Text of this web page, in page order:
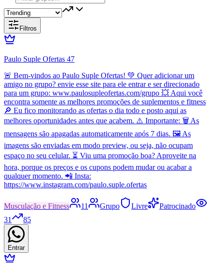
Filtros
Paulo Suple Ofertas 47
🚨 Bem-vindos ao Paulo Suple Ofertas! 💚 Quer adicionar um
amigo no grupo? envie esse site para ele entrar e ser direcionado
para um grupo: www.paulosupleofertas.com/grupo 💥 Aqui você
encontra somente as melhores promoções de suplementos e fitness
🔎 Eu fico monitorando as ofertas o dia todo e posto aqui as
melhores oportunidades antes que acabem. ⚠️ Importante: 🗑️ As
mensagens são apagadas automaticamente após 7 dias. 🖼️ As
imagens são enviadas em modo preview, ou seja, não ocupam
espaço no seu celular. ⏳ Viu uma promoção boa? Aproveite na
hora, porque os preços e os cupons podem mudar ou acabar a
qualquer momento. 📲 Insta:
https://www.instagram.com/paulo.suple.ofertas
Musculação e Fitness 11 Grupo Livre
Patrocinado
31
85
Entrar